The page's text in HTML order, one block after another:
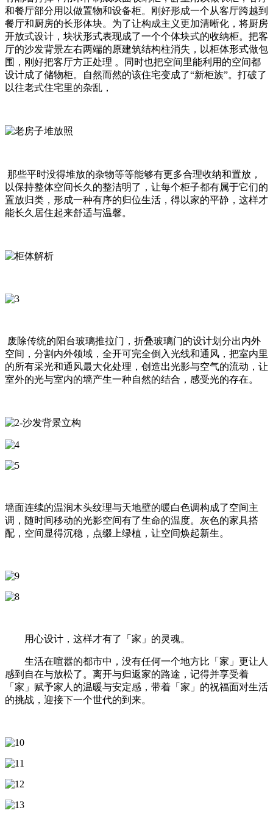
和餐厅部分用以做置物和设备柜。刚好形成一个从客厅跨越到
餐厅和厨房的长形体块。为了让构成主义更加清晰化，将厨房
开放式设计，块状形式表现成了一个个体块式的收纳柜。把客
厅的沙发背景左右两端的原建筑结构柱消失，以柜体形式做包
围，刚好把客厅方正处理 。同时也把空间里能利用的空间都
设计成了储物柜。自然而然的该住宅变成了“新柜族”。打破了
以往老式住宅里的杂乱，
那些平时没得堆放的杂物等等能够有更多合理收纳和置放，
以保持整体空间长久的整洁明了，让每个柜子都有属于它们的
置放归类，形成一种有序的归位生活，得以家的平静，这样才
能长久居住起来舒适与温馨。
废除传统的阳台玻璃推拉门，折叠玻璃门的设计划分出内外
空间，分割内外领域，全开可完全倒入光线和通风，把室内里
的所有采光和通风最大化处理，创造出光影与空气的流动，让
室外的光与室内的墙产生一种自然的结合，感受光的存在。
墙面连续的温润木头纹理与天地壁的暖白色调构成了空间主
调，随时间移动的光影空间有了生命的温度。灰色的家具搭
配，空间显得沉稳，点缀上绿植，让空间焕起新生。
用心设计，这样才有了「家」的灵魂。
生活在喧嚣的都市中，没有任何一个地方比「家」更让人
感到自在与放松了。离开与归返家的路途，记得并享受着
「家」赋予家人的温暖与安定感，带着「家」的祝福面对生活
的挑战，迎接下一个世代的到来。